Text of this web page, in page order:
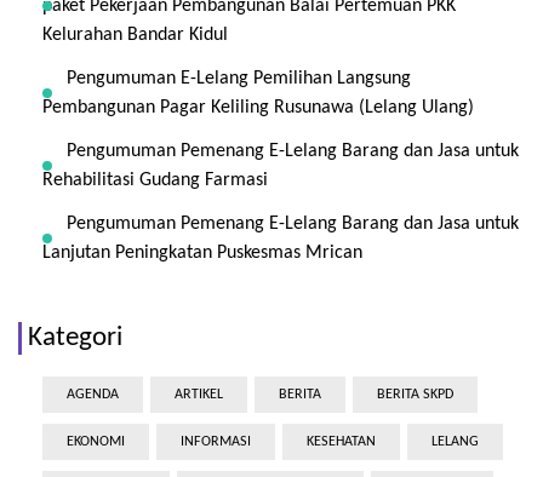
paket Pekerjaan Pembangunan Balai Pertemuan PKK
Kelurahan Bandar Kidul
Pengumuman E-Lelang Pemilihan Langsung
Pembangunan Pagar Keliling Rusunawa (Lelang Ulang)
Pengumuman Pemenang E-Lelang Barang dan Jasa untuk
Rehabilitasi Gudang Farmasi
Pengumuman Pemenang E-Lelang Barang dan Jasa untuk
Lanjutan Peningkatan Puskesmas Mrican
Kategori
AGENDA ARTIKEL BERITA BERITA SKPD
EKONOMI INFORMASI KESEHATAN LELANG